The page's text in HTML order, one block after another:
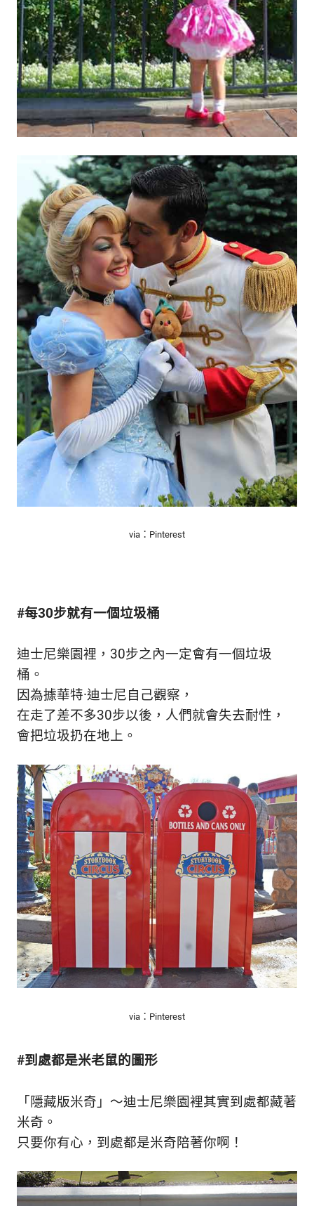
via：Pinterest
#每30步就有一個垃圾桶
迪士尼樂園裡，30步之內一定會有一個垃圾
桶。
因為據華特·迪士尼自己觀察，
在走了差不多30步以後，人們就會失去耐性，
會把垃圾扔在地上。
via：Pinterest
#到處都是米老鼠的圖形
「隱藏版米奇」～迪士尼樂園裡其實到處都藏著
米奇。
只要你有心，到處都是米奇陪著你啊！